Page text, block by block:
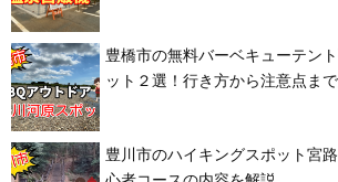
豊橋市の無料バーベキューテン
ット２選！行き方から注意点ま
豊川市のハイキングスポット宮